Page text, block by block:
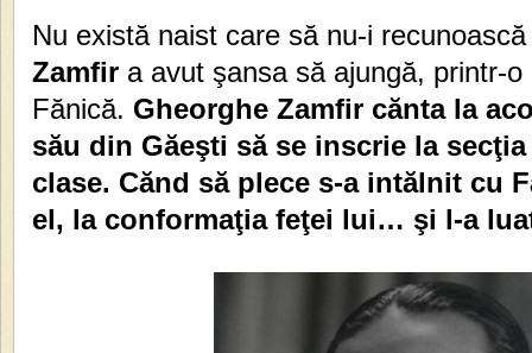
Nu există naist care să nu-i
Zamfir a avut şansa să ajungă, printr-
Fănică. Gheorghe Zamfir cănta la
său din Găeşti să se inscrie la
clase. Cănd să plece s-a intălnit cu
el, la conformaţia feţei lui… şi l-a